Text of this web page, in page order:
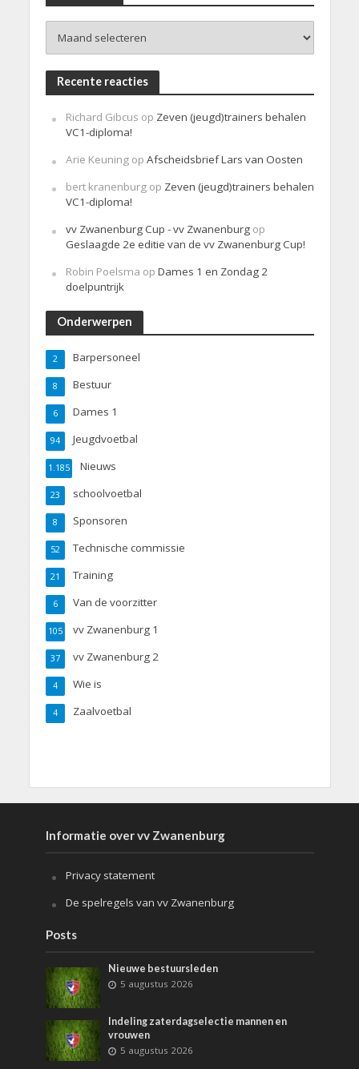
Recente reacties
Richard Gibcus op Zeven (jeugd)trainers behalen
VC1-diploma!
Arie Keuningop Afscheidsbrief Lars van Oosten
bert kranenburgop Zeven (jeugd)trainers behalen
VC1-diploma!
vv Zwanenburg Cup - vv Zwanenburgop
Geslaagde 2e editie van de vv Zwanenburg Cup!
Robin Poelsma op Dames 1 en Zondag 2
doelpuntrijk
Onderwerpen
Barpersoneel
2
Bestuur
8
Dames 1
6
Jeugdvoetbal
94
Nieuws
1.185
schoolvoetbal
23
Sponsoren
8
Technische commissie
52
Training
21
Van de voorzitter
6
vv Zwanenburg 1
105
vv Zwanenburg 2
37
Wie is
4
Zaalvoetbal
4
Informatie over vv Zwanenburg
Privacy statement
De spelregels van vv Zwanenburg
Posts
Nieuwe bestuursleden
5 augustus 2026
Indeling zaterdagselectie mannen en
vrouwen
5 augustus 2026